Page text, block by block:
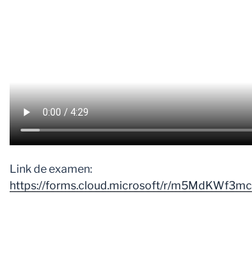
Link de examen:
https://forms.cloud.microsoft/r/m5MdKWf3mc